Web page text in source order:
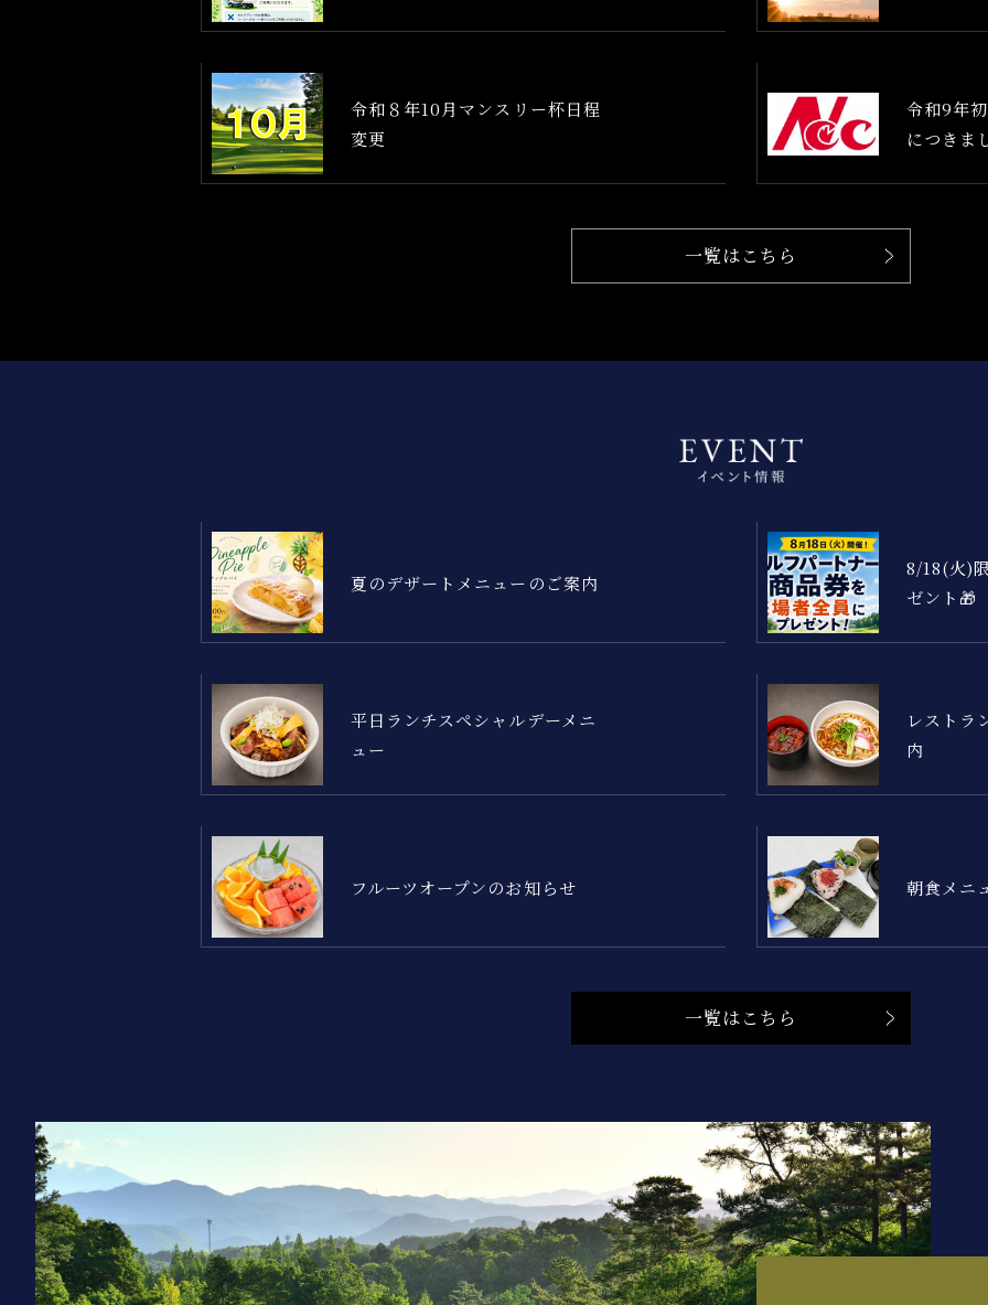
令和８年10月マンスリー杯日程
変更
令和9年
につきま
一覧はこちら
夏のデザートメニューのご案内
8/18(火)
ゼント🎁
平日ランチスペシャルデーメニ
ュー
レストラ
内
フルーツオープンのお知らせ 朝食メニ
一覧はこちら